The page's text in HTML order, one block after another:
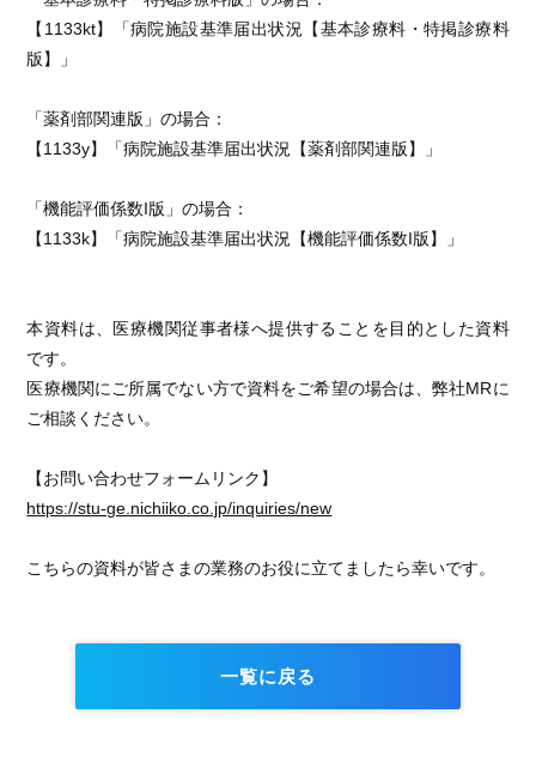
【1133kt】「病院施設基準届出状況【基本診療料・特掲診療料
版】」
「薬剤部関連版」の場合：
【1133y】「病院施設基準届出状況【薬剤部関連版】」
「機能評価係数I版」の場合：
【1133k】「病院施設基準届出状況【機能評価係数I版】」
本資料は、医療機関従事者様へ提供することを目的とした資料
です。
医療機関にご所属でない方で資料をご希望の場合は、弊社MRに
ご相談ください。
【お問い合わせフォームリンク】
https://stu-ge.nichiiko.co.jp/inquiries/new
こちらの資料が皆さまの業務のお役に立てましたら幸いです。
一覧に戻る